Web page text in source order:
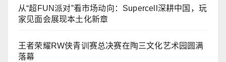
从“超FUN派对”看市场动向：Supercell深耕中国，玩
家见面会展现本土化新章
王者荣耀RW侠青训赛总决赛在陶三文化艺术园圆满
落幕